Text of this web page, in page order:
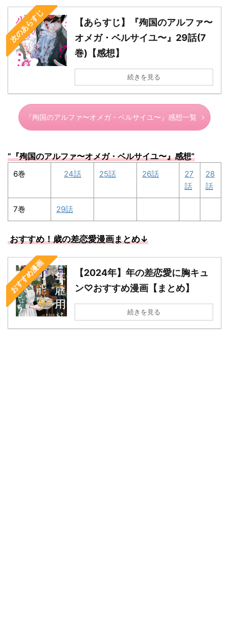
次のあらすじ
【あらすじ】『殉国のアルファ〜
オメガ・ベルサイユ〜』29話(7
巻)【感想】
続きを見る
『殉国のアルファ〜オメガ・ベルサイユ〜』感想一覧
”『殉国のアルファ〜オメガ・ベルサイユ〜』感想”
6巻 24話 25話 26話
27
話
28
話
7巻 29話
おすすめ！歳の差恋愛漫画まとめ↓
おすすめ漫画
【2024年】年の差恋愛に胸キュ
ン♡おすすめ漫画【まとめ】
続きを見る